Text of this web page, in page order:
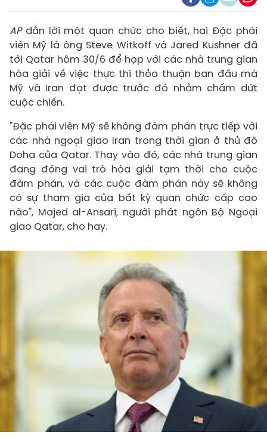
APdẫn lời một quan chức cho biết, hai Đặc phái
viên Mỹ là ông Steve Witkoff và Jared Kushner đã
tới Qatar hôm 30/6 để họp với các nhà trung gian
hòa giải về việc thực thi thỏa thuận ban đầu mà
Mỹ và Iran đạt được trước đó nhằm chấm dứt
cuộc chiến.
"Đặc phái viên Mỹ sẽ không đàm phán trực tiếp với
các nhà ngoại giao Iran trong thời gian ở thủ đô
Doha của Qatar. Thay vào đó, các nhà trung gian
đang đóng vai trò hòa giải tạm thời cho cuộc
đàm phán, và các cuộc đàm phán này sẽ không
có sự tham gia của bất kỳ quan chức cấp cao
nào", Majed al-Ansari, người phát ngôn Bộ Ngoại
giao Qatar, cho hay.